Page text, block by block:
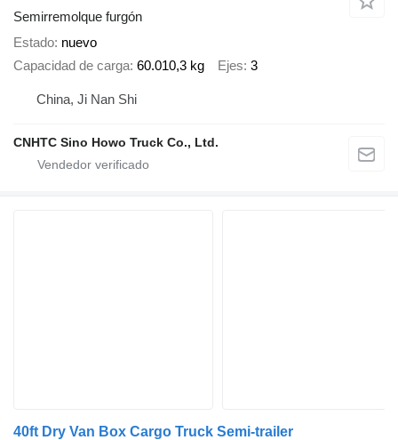
Semirremolque furgón
Estado nuevo
Capacidad de carga 60.010,3 kg Ejes 3
China, Ji Nan Shi
CNHTC Sino Howo Truck Co., Ltd.
40ft Dry Van Box Cargo Truck Semi-trailer